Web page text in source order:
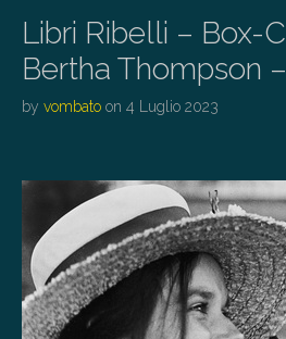
Libri Ribelli – Box-
Bertha Thompson
by vombato on 4 Luglio 2023